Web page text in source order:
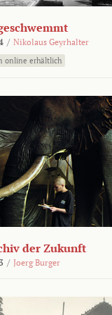
/ Nikolaus Geyrhalter
online erhältlich
der Zukunft
/ Joerg Burger